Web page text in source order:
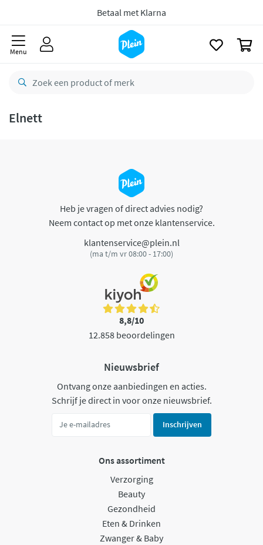
Betaal met Klarna
Menu
Elnett
Heb je vragen of direct advies nodig?
Neem contact op met onze klantenservice.
klantenservice@plein.nl
(ma t/m vr 08:00 - 17:00)
8,8/10
12.858 beoordelingen
Nieuwsbrief
Ontvang onze aanbiedingen en acties.
Schrijf je direct in voor onze nieuwsbrief.
Inschrijven
Ons assortiment
Verzorging
Beauty
Gezondheid
Eten & Drinken
Zwanger & Baby